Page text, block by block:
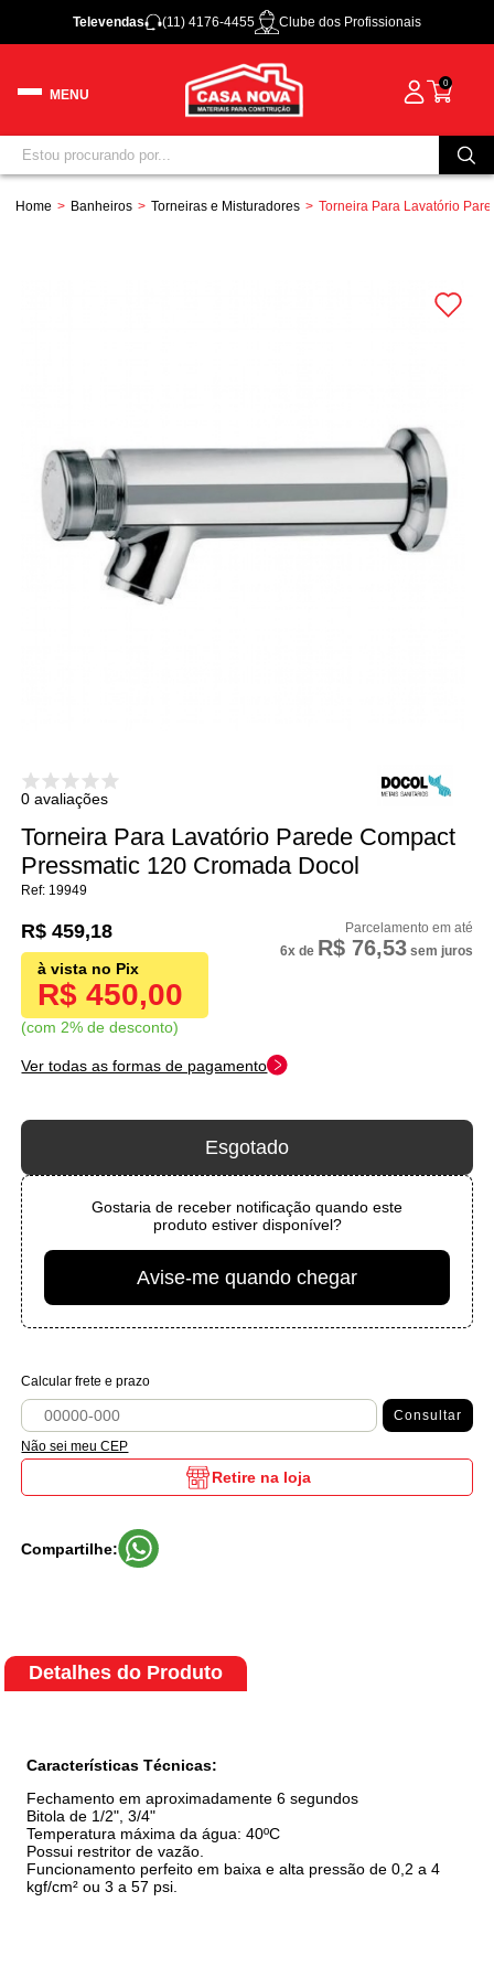
Televendas (11) 4176-4455 Clube dos Profissionais
0
Home Banheiros Torneiras e Misturadores Torneira Para Lavatório
0 avaliações
Torneira Para Lavatório Parede Compact
Pressmatic 120 Cromada Docol
19949
R$ 450,00
com 2% de desconto
R$ 459,18
6x de R$ 76,53sem juros
Ver todas as formas de pagamento
Esgotado
Gostaria de receber notificação quando este
produto estiver disponível?
Avise-me quando chegar
Calcular frete e prazo
Consultar
Não sei meu CEP
Retire na loja
Compartilhe:
Detalhes do Produto
Características Técnicas:
Fechamento em aproximadamente 6 segundos
Bitola de 1/2", 3/4"
Temperatura máxima da água: 40ºC
Possui restritor de vazão.
Funcionamento perfeito em baixa e alta pressão de 0,2 a 4
kgf/cm² ou 3 a 57 psi.